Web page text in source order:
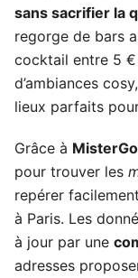
sans sacrifier la
regorge de bars
cocktail entre 5
d’ambiances
lieux parfaits
Grâce à
pour trouver les
repérer
à Paris. Les
à jour par une
adresses